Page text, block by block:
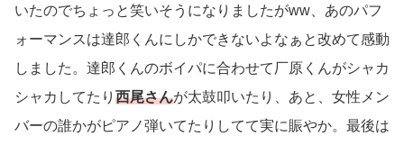
いたのでちょっと笑いそうになりましたがww、あのパフ
ォーマンスは達郎くんにしかできないよなぁと改めて感動
しました。達郎くんのボイパに合わせて厂原くんがシャカ
シャカしてたり 西尾さんが太鼓叩いたり、あと、女性メン
バーの誰かがピアノ弾いてたりしてて実に賑やか。最後は